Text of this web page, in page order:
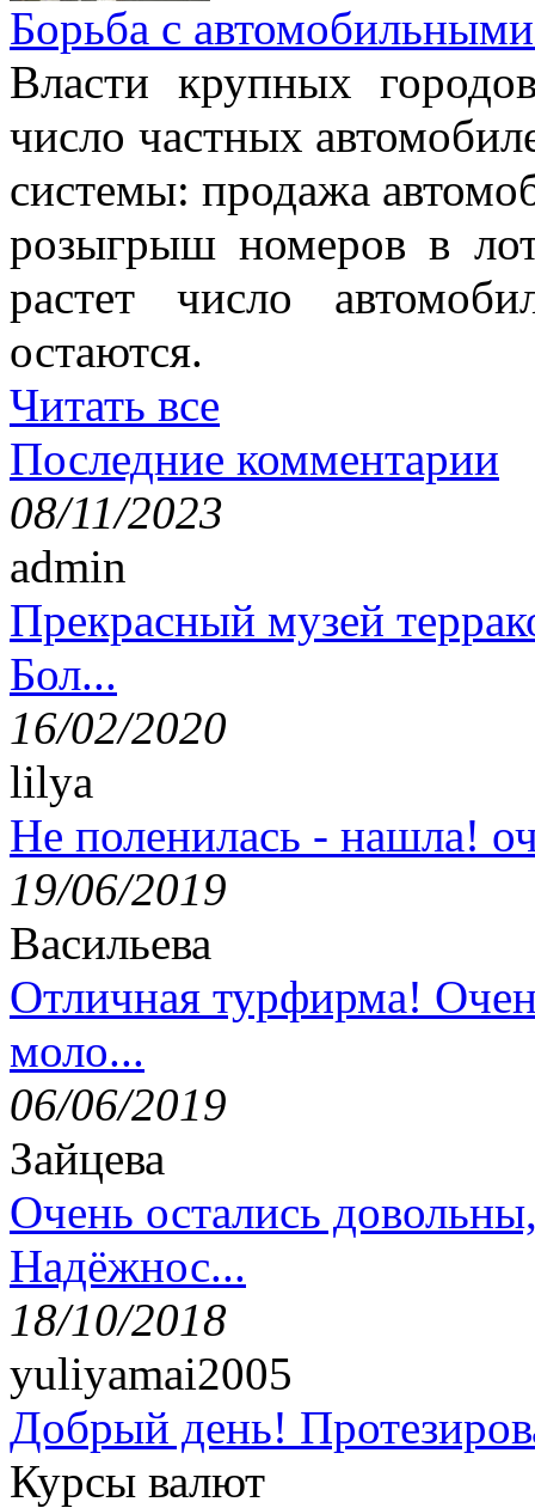
Борьба с
Власти крупных
число частных
системы: продажа
розыгрыш номеров в
растет число
остаются.
Читать все
Последние комментарии
08/11/2023
admin
Прекрасный музей
Бол...
16/02/2020
lilya
Не поленилась - нашла!
19/06/2019
Васильева
Отличная турфирма!
моло...
06/06/2019
Зайцева
Очень остались
Надёжнос...
18/10/2018
yuliyamai2005
Добрый день!
Курсы валют